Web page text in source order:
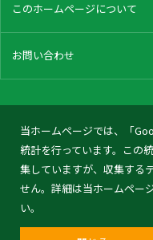
当ホームページでは、「
統計を行っています。この
集していますが、収集する
せん。詳細は当ホームペー
い。
このホームページについて
お問い合わせ